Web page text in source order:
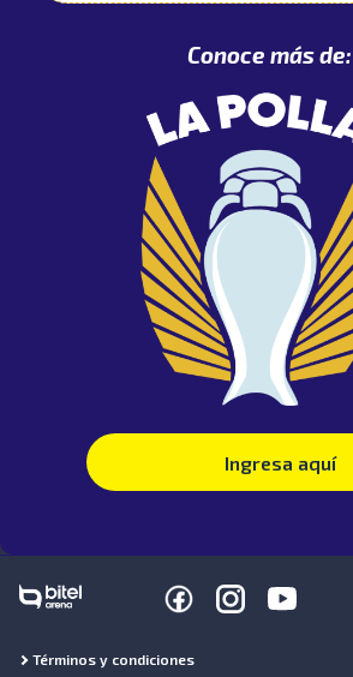
Conoce más de:
Ingresa aquí
Términos y condiciones